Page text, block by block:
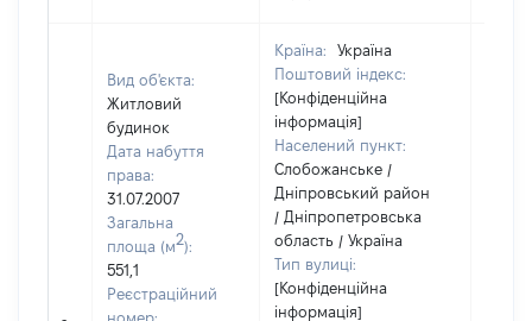
Вид об'єкта:
Житловий
будинок
Дата набуття
права:
31.07.2007
Загальна
площа (м2):
551,1
Реєстраційний
номер:
Країна:
Україна
Поштовий індекс:
[Конфіденційна
інформація]
Населений пункт:
Слобожанське /
Дніпровський район
/ Дніпропетровська
область / Україна
Тип вулиці:
[Конфіденційна
інформація]